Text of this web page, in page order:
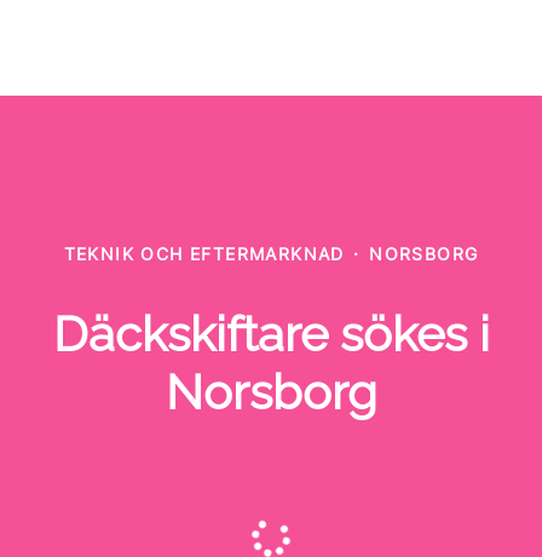
TEKNIK OCH EFTERMARKNAD · NORSBORG
Däckskiftare sökes i
Norsborg